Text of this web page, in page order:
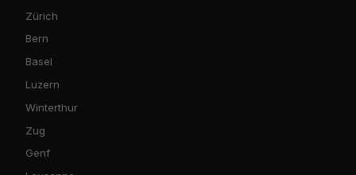
Zürich
Bern
Basel
Luzern
Winterthur
Zug
Genf